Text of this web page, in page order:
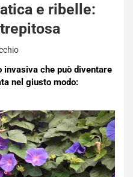
e ribelle:
invasiva che può diventare
nel giusto modo: